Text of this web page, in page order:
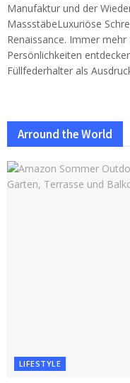
Manufaktur und der
MassstäbeLuxuriöse
Renaissance. Immer
Persönlichkeiten
Füllfederhalter als
Arround the World
LIFESTYLE